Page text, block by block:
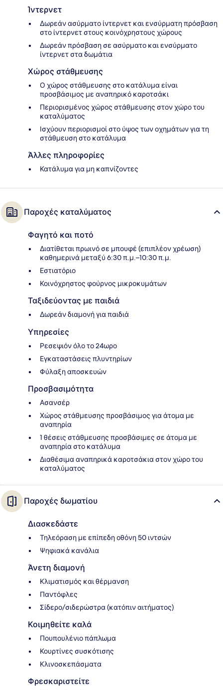
Ίντερνετ
Δωρεάν ασύρματο ίντερνετ και ενσύρματη πρόσβαση
στο ίντερνετ στους κοινόχρηστους χώρους
Δωρεάν πρόσβαση σε ασύρματο και ενσύρματο
ίντερνετ στα δωμάτια
Χώρος στάθμευσης
Ο χώρος στάθμευσης στο κατάλυμα είναι
προσβάσιμος με αναπηρικό καροτσάκι
Περιορισμένος χώρος στάθμευσης στον χώρο του
καταλύματος
Ισχύουν περιορισμοί στο ύψος των οχημάτων για τη
στάθμευση στο κατάλυμα
Άλλες πληροφορίες
Κατάλυμα για μη καπνίζοντες
Παροχές καταλύματος
Φαγητό και ποτό
Διατίθεται πρωινό σε μπουφέ (επιπλέον χρέωση)
καθημερινά μεταξύ 6:30 π.μ.–10:30 π.μ.
Εστιατόριο
Κοινόχρηστος φούρνος μικροκυμάτων
Ταξιδεύοντας με παιδιά
Δωρεάν διαμονή για παιδιά
Υπηρεσίες
Ρεσεψιόν όλο το 24ωρο
Εγκαταστάσεις πλυντηρίων
Φύλαξη αποσκευών
Προσβασιμότητα
Ασανσέρ
Χώρος στάθμευσης προσβάσιμος για άτομα με
αναπηρία
1 θέσεις στάθμευσης προσβάσιμες σε άτομα με
αναπηρία στο κατάλυμα
Διαθέσιμα αναπηρικά καροτσάκια στον χώρο του
καταλύματος
Παροχές δωματίου
Διασκεδάστε
Τηλεόραση με επίπεδη οθόνη 50 ιντσών
Ψηφιακά κανάλια
Άνετη διαμονή
Κλιματισμός και θέρμανση
Παντόφλες
Σίδερο/σιδερώστρα (κατόπιν αιτήματος)
Κοιμηθείτε καλά
Πουπουλένιο πάπλωμα
Κουρτίνες συσκότισης
Κλινοσκεπάσματα
Φρεσκαριστείτε